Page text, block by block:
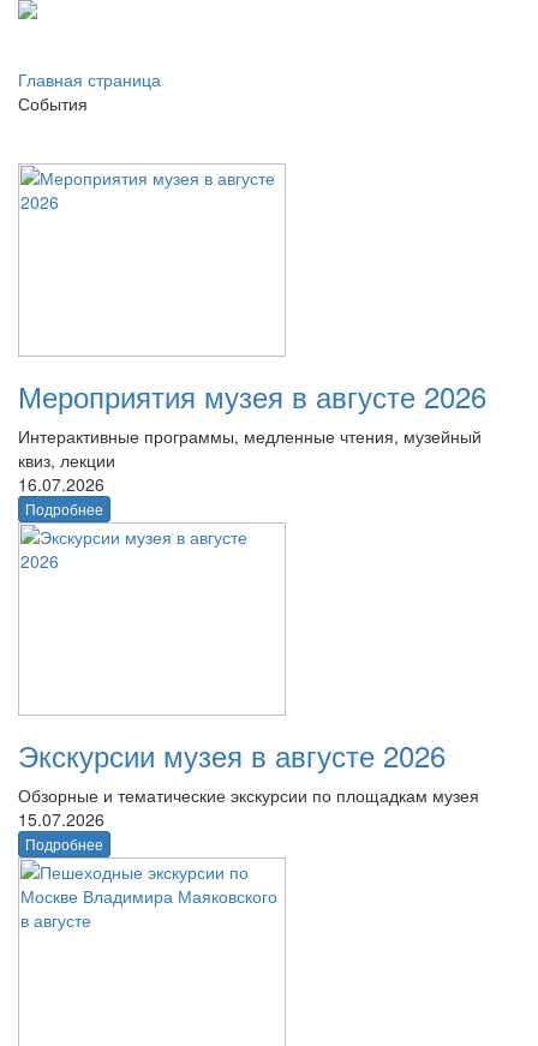
Главная страница
События
Мероприятия музея в августе 2026
Интерактивные программы, медленные чтения, музейный
квиз, лекции
16.07.2026
Подробнее
Экскурсии музея в августе 2026
Обзорные и тематические экскурсии по площадкам музея
15.07.2026
Подробнее